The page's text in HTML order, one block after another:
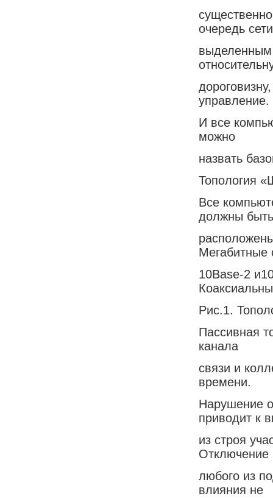
очередь
выделенным
управление.
И все
можно
назвать
Топология
Все
должны быть
Мегабитные
10Base-2
Рис.1.
Пассивная
канала
связи и
времени.
Нарушение
приводит к
из строя
Отключение
любого из
влияния не